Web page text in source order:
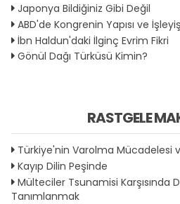
Japonya Bildiğiniz Gibi Değil
ABD'de Kongrenin Yapısı ve
İbn Haldun'daki İlginç Evrim Fikri
Gönül Dağı Türküsü Kimin?
RASTGELE
Türkiye'nin Varolma Mücadelesi
Kayıp Dilin Peşinde
Mülteciler Tsunamisi Karşısında
Tanımlanmak